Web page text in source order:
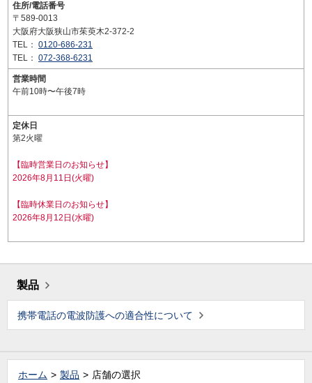
住所/電話番号
〒589-0013
大阪府大阪狭山市茱萸木2-372-2
TEL： 0120-686-231
TEL： 072-368-6231
営業時間
午前10時〜午後7時
定休日
第2火曜
【臨時営業日のお知らせ】
2026年8月11日(火曜)
【臨時休業日のお知らせ】
2026年8月12日(水曜)
製品
携帯電話の電波防護への適合性について
ホーム 製品 店舗の選択